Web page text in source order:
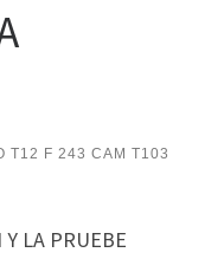
T12 F 243 CAM T103
LA PRUEBE